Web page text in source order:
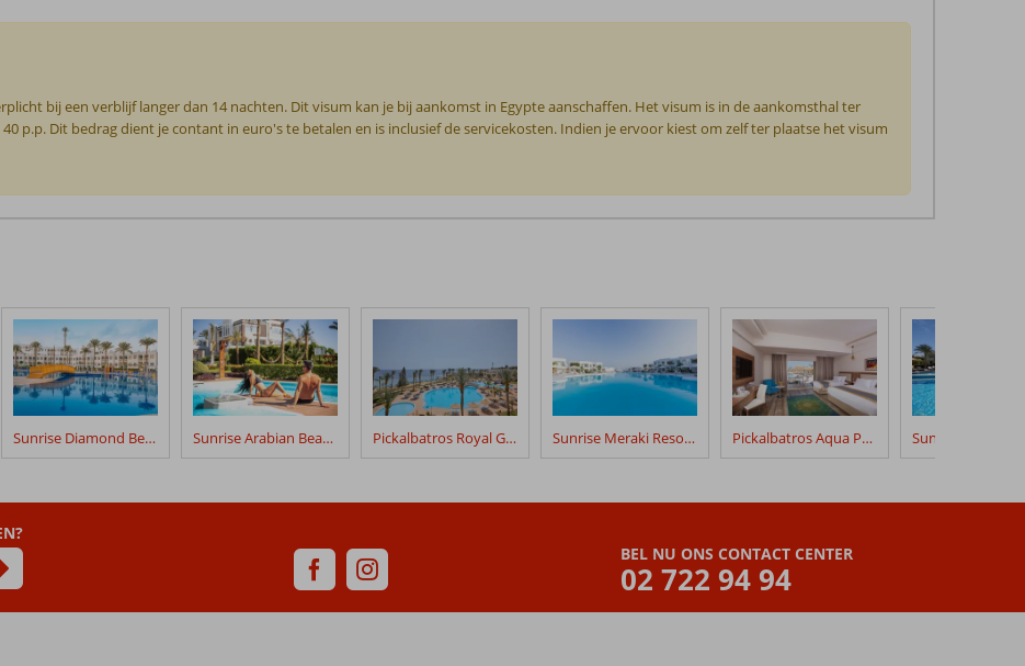
bij een verblijf langer dan 14 nachten. Dit visum kan je bij aankomst in Egypte aanschaffen. Het visum is in de aankomsthal ter
p.p. Dit bedrag dient je contant in euro's te betalen en is inclusief de servicekosten. Indien je ervoor kiest om zelf ter plaatse het visum
Sunrise Diamond Beach Resort Grand Select Sunrise Arabian Beach Resort Grand Select Pickalbatros Royal Grand Sunrise Meraki Resort SSH Pickalbatros Aqua Park
BEL NU ONS CONTACT CENTER
02 722 94 94